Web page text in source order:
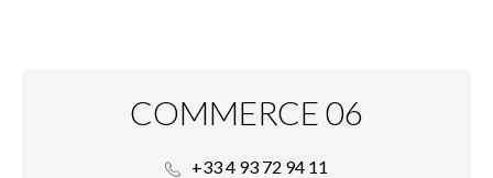
COMMERCE 06
+33 4 93 72 94 11